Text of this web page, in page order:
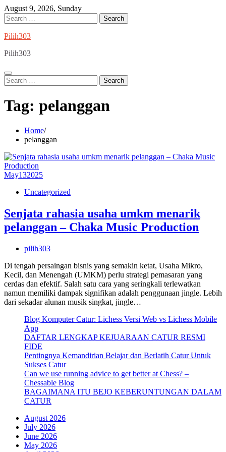
Skip
to
content
August 9, 2026, Sunday
Search
for:
Pilih303
Pilih303
Search
for:
Tag: pelanggan
Home
pelanggan
May132025
Uncategorized
Senjata rahasia usaha umkm menarik
pelanggan – Chaka Music Production
pilih303
Di tengah persaingan bisnis yang semakin ketat, Usaha Mikro,
Kecil, dan Menengah (UMKM) perlu strategi pemasaran yang
cerdas dan efektif. Salah satu cara yang seringkali terlewatkan
namun memiliki dampak signifikan adalah penggunaan jingle. Lebih
dari sekadar alunan musik singkat, jingle…
Blog Komputer Catur: Lichess Versi Web vs Lichess Mobile
App
DAFTAR LENGKAP KEJUARAAN CATUR RESMI
FIDE
Pentingnya Kemandirian Belajar dan Berlatih Catur Untuk
Sukses Catur
Can we use running advice to get better at Chess? –
Chessable Blog
BAGAIMANA ITU BEJO KEBERUNTUNGAN DALAM
CATUR
August 2026
July 2026
June 2026
May 2026